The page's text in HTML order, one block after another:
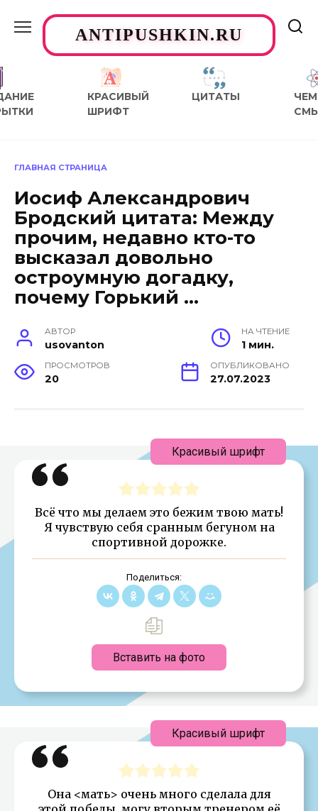
содержаниюANTIPUSHKIN.RU
КРАСИВЫЙ
ШРИФТ
ЦИТАТЫ
ЧЕМ
ГЛАВНАЯ СТРАНИЦА
Иосиф Александрович
Бродский цитата: Между
прочим, недавно кто-то
высказал довольно
остроумную догадку,
почему Горький …
АВТОР
usovanton
НА ЧТЕНИЕ
1 мин.
ПРОСМОТРОВ
20
ОПУБЛИКОВАНО
27.07.2023
Всё что мы делаем это бежим твою мать!
Я чувствую себя сранным бегуном на
спортивной дорожке.
Поделиться:
Вставить на фото
Красивый шрифт
Она <мать> очень много сделала для
Красивый шрифт